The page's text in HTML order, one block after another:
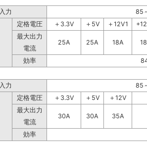
入力 85
定格電圧 ＋3.3V ＋5V ＋12V1
最大出力
25A
25A 18A
電流
効率
入力 85
定格電圧 ＋3.3V ＋5V
＋12V
最大出力
30A
30A
35A
電流
効率